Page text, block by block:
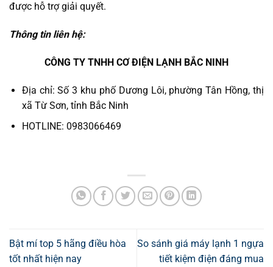
được hỗ trợ giải quyết.
Thông tin liên hệ:
CÔNG TY TNHH CƠ ĐIỆN LẠNH BẮC NINH
Địa chỉ: Số 3 khu phố Dương Lôi, phường Tân Hồng, thị
xã Từ Sơn, tỉnh Bắc Ninh
HOTLINE: 0983066469
Bật mí top 5 hãng điều hòa
tốt nhất hiện nay
So sánh giá máy lạnh 1 ngựa
tiết kiệm điện đáng mua